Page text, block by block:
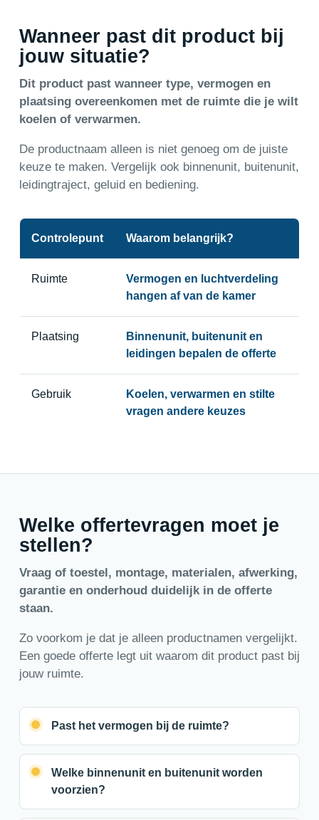
Wanneer past dit product bij
jouw situatie?
Dit product past wanneer type, vermogen en
plaatsing overeenkomen met de ruimte die je wilt
koelen of verwarmen.
De productnaam alleen is niet genoeg om de juiste
keuze te maken. Vergelijk ook binnenunit, buitenunit,
leidingtraject, geluid en bediening.
Controlepunt Waarom belangrijk?
Ruimte
Vermogen en luchtverdeling
hangen af van de kamer
Plaatsing
Binnenunit, buitenunit en
leidingen bepalen de offerte
Gebruik
Koelen, verwarmen en stilte
vragen andere keuzes
Welke offertevragen moet je
stellen?
Vraag of toestel, montage, materialen, afwerking,
garantie en onderhoud duidelijk in de offerte
staan.
Zo voorkom je dat je alleen productnamen vergelijkt.
Een goede offerte legt uit waarom dit product past bij
jouw ruimte.
Past het vermogen bij de ruimte?
Welke binnenunit en buitenunit worden
voorzien?